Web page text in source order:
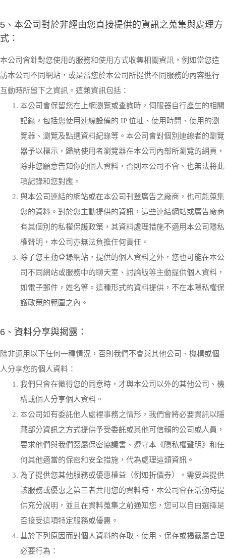
5、本公司對於非經由您直接提供的資訊之蒐集與處理方
式：
本公司會針對您使用的服務和使用方式收集相關資訊，例如當您造
訪本公司不同網站，或是當您於本公司所提供不同服務的內容進行
互動時所留下之資訊。這類資訊包括：
本公司會保留您在上網瀏覽或查詢時，伺服器自行產生的相關
記錄，包括您使用連線設備的 IP 位址、使用時間、使用的瀏
覽器、瀏覽及點選資料紀錄等。本公司會對個別連線者的瀏覽
器予以標示，歸納使用者瀏覽器在本公司內部所瀏覽的網頁，
除非您願意告知你的個人資料，否則本公司不會、也無法將此
項記錄和您對應。
與本公司連結的網站或在本公司刊登廣告之廠商，也可能蒐集
您的資料。對於您主動提供的資訊，這些連結網站或廣告廠商
有其個別的私權保護政策，其資料處理措施不適用本公司隱私
權聲明，本公司亦無法負擔任何責任。
除了您主動登錄網站，提供的個人資料之外，您也可能在本公
司不同網站或服務中的聊天室、討論版等主動提供個人資料，
如電子郵件，姓名等。這種形式的資料提供，不在本隱私權保
護政策的範圍之內。
6、資料分享與揭露：
除非適用以下任何一種情況，否則我們不會與其他公司、機構或個
人分享您的個人資料：
我們只會在徵得您的同意時，才與本公司以外的其他公司、機
構或個人分享個人資料。
本公司如有委託他人處裡事務之情形，我們會將必要資訊以隱
藏部分資訊之方式提供予受委託或其他可信賴的公司或人員，
要求他們與我們簽屬保密協議書、遵守本《隱私權聲明》和任
何其他適當的保密和安全措施，代為處理這類資訊。
為了提供您其他服務或優惠權益（例如折價券），需要與提供
該服務或優惠之第三者共用您的資料時，本公司會在活動時提
供充分說明，並且在資料蒐集之前通知您，您可以自由選擇是
否接受這項特定服務或優惠。
基於下列原因而對個人資料的存取、使用、保存或揭露屬合理
必要行為：